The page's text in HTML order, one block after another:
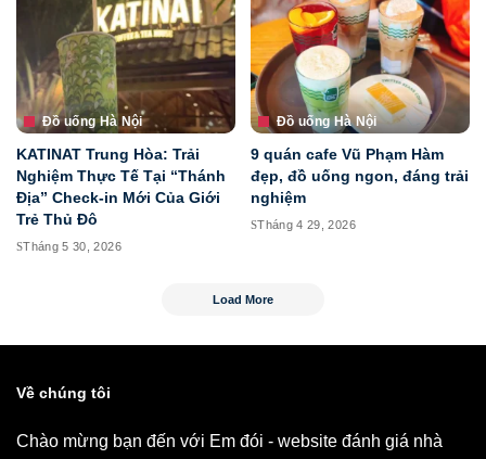
Đồ uống Hà Nội
KATINAT Trung Hòa: Trải
Nghiệm Thực Tế Tại “Thánh
Địa” Check-in Mới Của Giới
Trẻ Thủ Đô
Tháng 5 30, 2026
Đồ uống Hà Nội
9 quán cafe Vũ Phạm Hàm
đẹp, đồ uống ngon, đáng trải
nghiệm
Tháng 4 29, 2026
Load More
Về chúng tôi
Chào mừng bạn đến với Em đói - website đánh giá nhà